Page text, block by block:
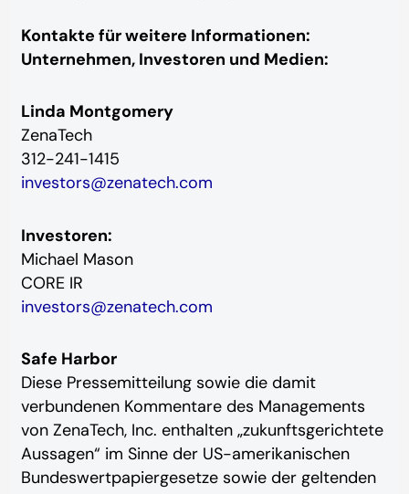
Kontakte für weitere Informationen:
Unternehmen, Investoren und Medien:
Linda Montgomery
ZenaTech
312-241-1415
investors@zenatech.com
Investoren:
Michael Mason
CORE IR
investors@zenatech.com
Safe Harbor
Diese Pressemitteilung sowie die damit
verbundenen Kommentare des Managements
von ZenaTech, Inc. enthalten „zukunftsgerichtete
Aussagen“ im Sinne der US-amerikanischen
Bundeswertpapiergesetze sowie der geltenden